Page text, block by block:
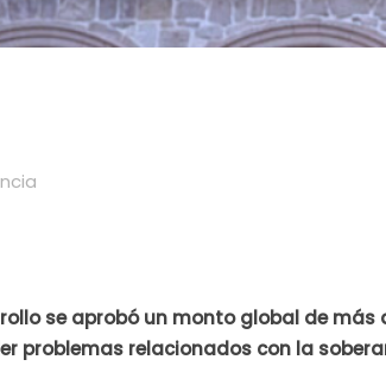
se aprobó un monto global de más
problemas relacionados con la